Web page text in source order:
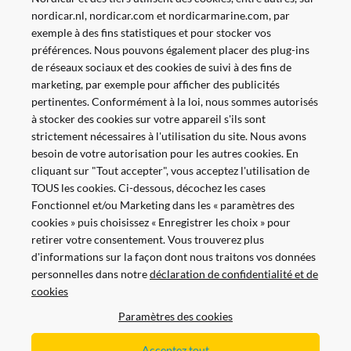
Payer en toute sécurité et facilement
nordicar.nl, nordicar.com et nordicarmarine.com, par
exemple à des fins statistiques et pour stocker vos
préférences. Nous pouvons également placer des plug-ins
de réseaux sociaux et des cookies de suivi à des fins de
marketing, par exemple pour afficher des publicités
pertinentes. Conformément à la loi, nous sommes autorisés
à stocker des cookies sur votre appareil s'ils sont
strictement nécessaires à l'utilisation du site. Nous avons
besoin de votre autorisation pour les autres cookies. En
cliquant sur "Tout accepter", vous acceptez l'utilisation de
TOUS les cookies. Ci-dessous, décochez les cases
Fonctionnel et/ou Marketing dans les « paramètres des
cookies » puis choisissez « Enregistrer les choix » pour
retirer votre consentement. Vous trouverez plus
d'informations sur la façon dont nous traitons vos données
personnelles dans notredéclaration de confidentialité et de
cookies
Paramètres des cookies